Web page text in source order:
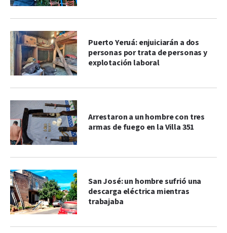
Puerto Yeruá: enjuiciarán a dos
personas por trata de personas y
explotación laboral
Arrestaron a un hombre con tres
armas de fuego en la Villa 351
San José: un hombre sufrió una
descarga eléctrica mientras
trabajaba